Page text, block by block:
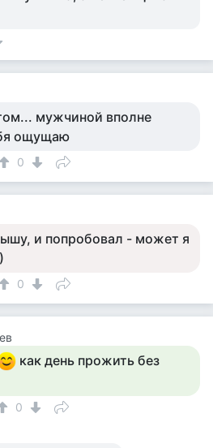
мужчиной вполне
ощущаю
0
и попробовал - может я
0
как день прожить без
0